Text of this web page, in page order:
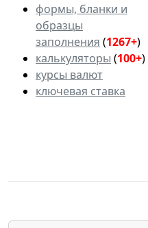
формы, бланки и
образцы
заполнения (1267+)
калькуляторы (100+)
курсы валют
ключевая ставка